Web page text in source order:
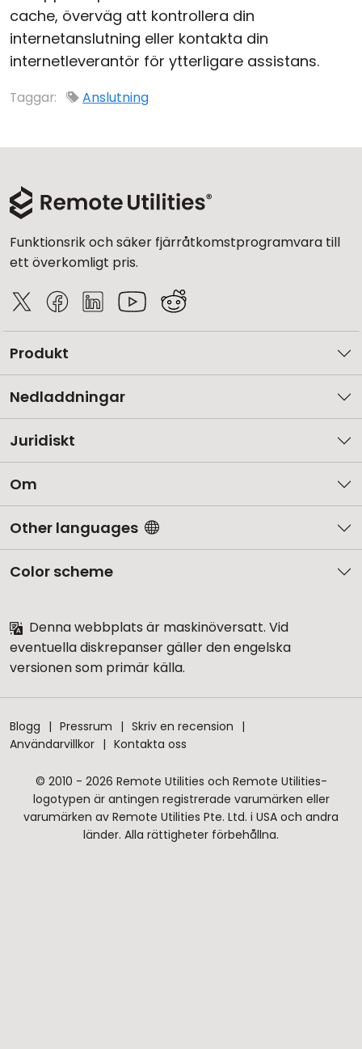
cache, överväg att kontrollera din
internetanslutning eller kontakta din
internetleverantör för ytterligare assistans.
Taggar: Anslutning
Funktionsrik och säker fjärråtkomstprogramvara till
ett överkomligt pris.
Produkt
Nedladdningar
Juridiskt
Om
Other languages
Color scheme
Denna webbplats är maskinöversatt. Vid
eventuella diskrepanser gäller den engelska
versionen som primär källa.
Blogg Pressrum
Skriv en recension
Användarvillkor
Kontakta oss
© 2010 - 2026 Remote Utilities och Remote Utilities-
logotypen är antingen registrerade varumärken eller
varumärken av Remote Utilities Pte. Ltd. i USA och andra
länder. Alla rättigheter förbehållna.